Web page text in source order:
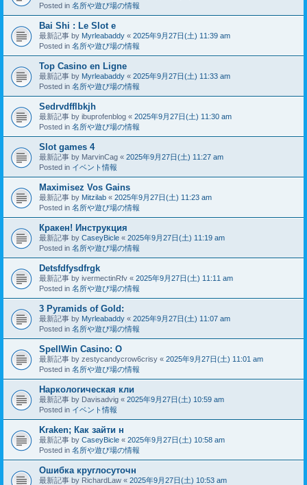
Posted in 名所や遊び場の情報
Bai Shi : Le Slot e
最新記事 by Myrleabaddy « 2025年9月27日(土) 11:39 am
Posted in 名所や遊び場の情報
Top Casino en Ligne
最新記事 by Myrleabaddy « 2025年9月27日(土) 11:33 am
Posted in 名所や遊び場の情報
Sedrvdfflbkjh
最新記事 by ibuprofenblog « 2025年9月27日(土) 11:30 am
Posted in 名所や遊び場の情報
Slot games 4
最新記事 by MarvinCag « 2025年9月27日(土) 11:27 am
Posted in イベント情報
Maximisez Vos Gains
最新記事 by Mitzilab « 2025年9月27日(土) 11:23 am
Posted in 名所や遊び場の情報
Кракен! Инструкция
最新記事 by CaseyBicle « 2025年9月27日(土) 11:19 am
Posted in 名所や遊び場の情報
Detsfdfysdfrgk
最新記事 by ivermectinRfv « 2025年9月27日(土) 11:11 am
Posted in 名所や遊び場の情報
3 Pyramids of Gold:
最新記事 by Myrleabaddy « 2025年9月27日(土) 11:07 am
Posted in 名所や遊び場の情報
SpellWin Casino: O
最新記事 by zestycandycrow6crisy « 2025年9月27日(土) 11:01 am
Posted in 名所や遊び場の情報
Наркологическая кли
最新記事 by Davisadvig « 2025年9月27日(土) 10:59 am
Posted in イベント情報
Kraken; Как зайти н
最新記事 by CaseyBicle « 2025年9月27日(土) 10:58 am
Posted in 名所や遊び場の情報
Ошибка круглосуточн
最新記事 by RichardLaw « 2025年9月27日(土) 10:53 am